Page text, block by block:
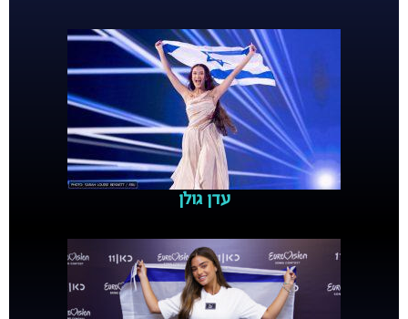
עדן גולן